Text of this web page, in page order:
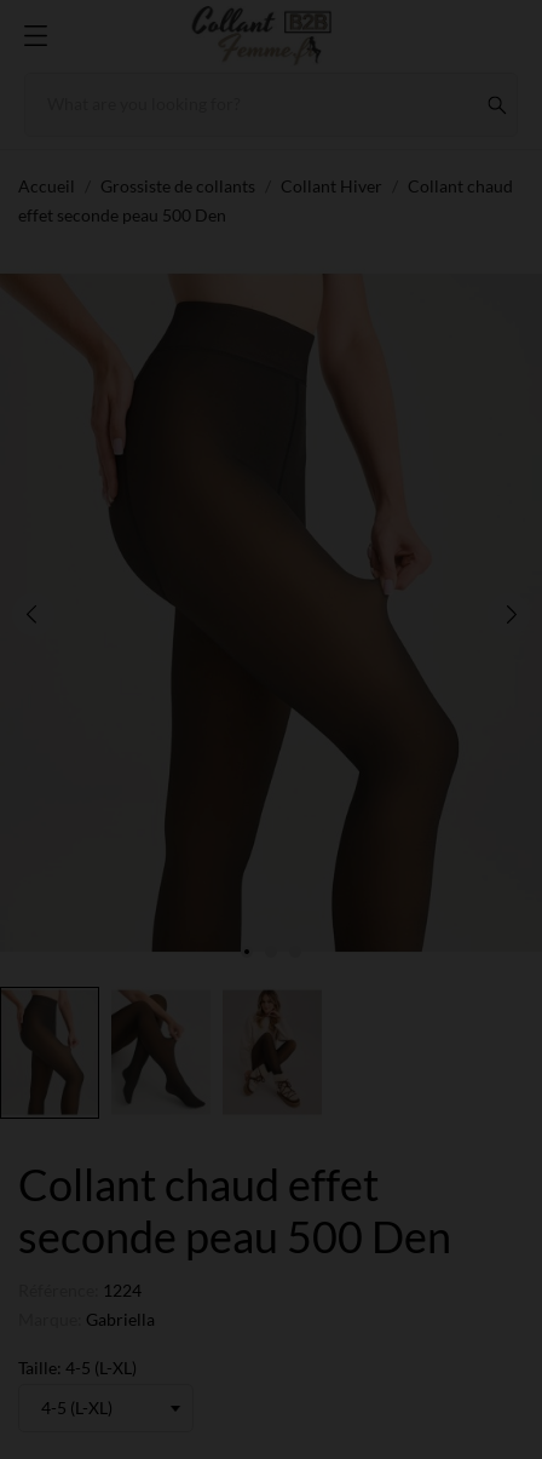
Accueil Grossiste de collants Collant Hiver
Collant chaud
effet seconde peau 500 Den
Collant chaud effet
seconde peau 500 Den
1224
Gabriella
Taille: 4-5 (L-XL)